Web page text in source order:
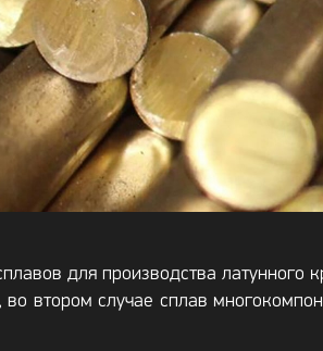
для производства латунного
втором случае сплав